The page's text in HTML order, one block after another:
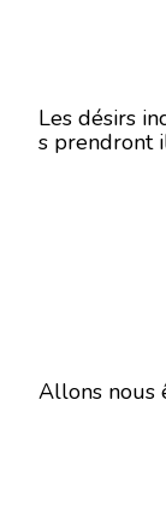
Les désirs
s prendront
Allons nous